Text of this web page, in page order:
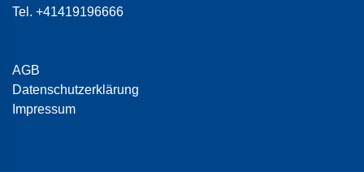
Tel. +41419196666
AGB
Datenschutzerklärung
Impressum